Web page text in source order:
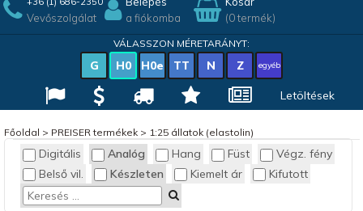
Vevőszolgálat
a fiókomba
(0 termék)
VÁLASSZON MÉRETARÁNYT:
G H0 H0e TT N Z egyéb
Letöltések
Főoldal > PREISER termékek> 1:25 állatok (elastolin)
Digitális Analóg Hang Füst
Végz. fény
Belső vil.
Készleten Kiemelt ár Kifutott